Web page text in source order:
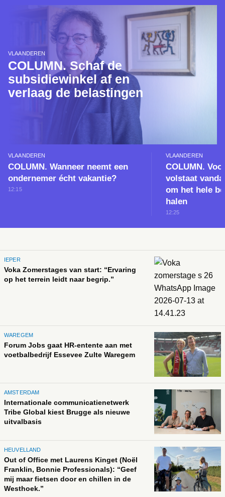
VLAANDEREN
COLUMN. Schaf de
subsidiewinkel af en
verlaag de belastingen
VLAANDEREN
COLUMN. Wanneer neemt een
ondernemer écht vakantie?
12:15
VLAANDEREN
COLUMN.
volstaat
om het hele
halen
12:25
IEPER
Voka Zomerstages van start: “Ervaring
op het terrein leidt naar begrip.”
WAREGEM
Forum Jobs gaat HR-entente aan met
voetbalbedrijf Essevee Zulte Waregem
AMSTERDAM
Internationale communicatienetwerk
Tribe Global kiest Brugge als nieuwe
uitvalbasis
HEUVELLAND
Out of Office met Laurens Kinget (Noël
Franklin, Bonnie Professionals): “Geef
mij maar fietsen door en chillen in de
Westhoek.”